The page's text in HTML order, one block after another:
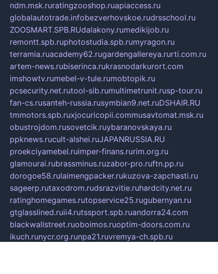
ndm.msk.ruratingzooshop.ruapiaccess.ru
globalautotrade.infobezverhovskoe.rudrsschool.ru
ZOOSMART.SPB.RUdalakony.rumedikijob.ru
remontt.spb.ruphotostudia.spb.rumyragon.ru
terramia.ruacademy62.rugardengallereya.rurti.com.ru
artem-news.rubiserinca.rukrasnodarkurort.com
imshowtv.rumebel-v-tule.rumobtopik.ru
pcsecurity.net.rutool-sib.rumultimetrunit.rusp-tour.ru
fan-cs.rusanteh-russia.rusymbian9.net.ruDSHAIR.RU
tmmotors.spb.ruxjocuricopii.commusavtomat.msk.ru
obustrojdom.rusovetcik.ruybaranovskaya.ru
ppknews.rucult-alshei.ruJAPANRUSSIA.RU
proekciyamebel.ruimper-finans.rurim.org.ru
glamourai.rubrassminus.ruzabor-pro.ruftn.pp.ru
dorogoe58.rulaimengpacker.rukuzova-zapchasti.ru
sageerp.rutaxodrom.rudsrazvitie.ruhardcity.net.ru
ratinghomegames.rutopservice25.rugubernyan.ru
gtglasslined.ruii4.rutssport.spb.ruandorra24.com
blackwallstreet.ruoboimos.ruoptim-doors.com.ru
ikuch.runycr.org.runpa21.ruvremya-ch.spb.ru